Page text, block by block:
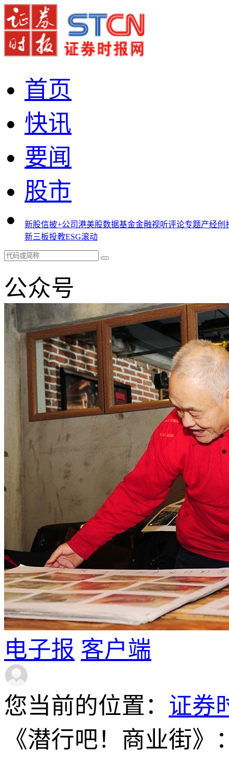
首页
快讯
要闻
股市
新股信披+公司港美股数据基金金融视听评论专题产经创
新三板投教ESG滚动
公众号
电子报 客户端
您当前的位置： 证券
《潜行吧！商业街